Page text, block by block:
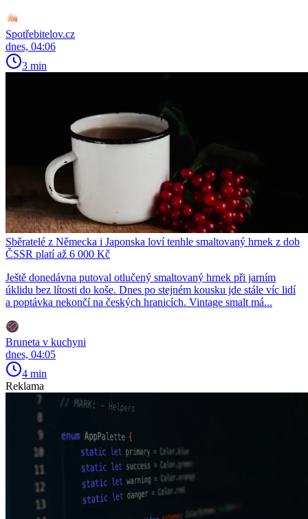
Spotřebitelov.cz
dnes, 04:06
3 min
Sběratelé z Německa i Japonska loví tenhle smaltovaný hrnek z dob
ČSSR platí až 6 000 Kč
Ještě donedávna putoval otlučený smaltovaný hrnek při jarním
úklidu bez lítosti do koše. Dnes po stejném kousku jde stále víc lidí
a poptávka nekončí na českých hranicích. Vintage smalt má...
Bruneta v kuchyni
dnes, 04:05
4 min
Reklama